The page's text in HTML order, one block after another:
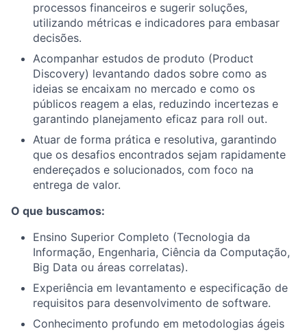
processos financeiros e sugerir soluções,
utilizando métricas e indicadores para embasar
decisões.
Acompanhar estudos de produto (Product
Discovery) levantando dados sobre como as
ideias se encaixam no mercado e como os
públicos reagem a elas, reduzindo incertezas e
garantindo planejamento eficaz para roll out.
Atuar de forma prática e resolutiva, garantindo
que os desafios encontrados sejam rapidamente
endereçados e solucionados, com foco na
entrega de valor.
O que buscamos:
Ensino Superior Completo (Tecnologia da
Informação, Engenharia, Ciência da Computação,
Big Data ou áreas correlatas).
Experiência em levantamento e especificação de
requisitos para desenvolvimento de software.
Conhecimento profundo em metodologias ágeis